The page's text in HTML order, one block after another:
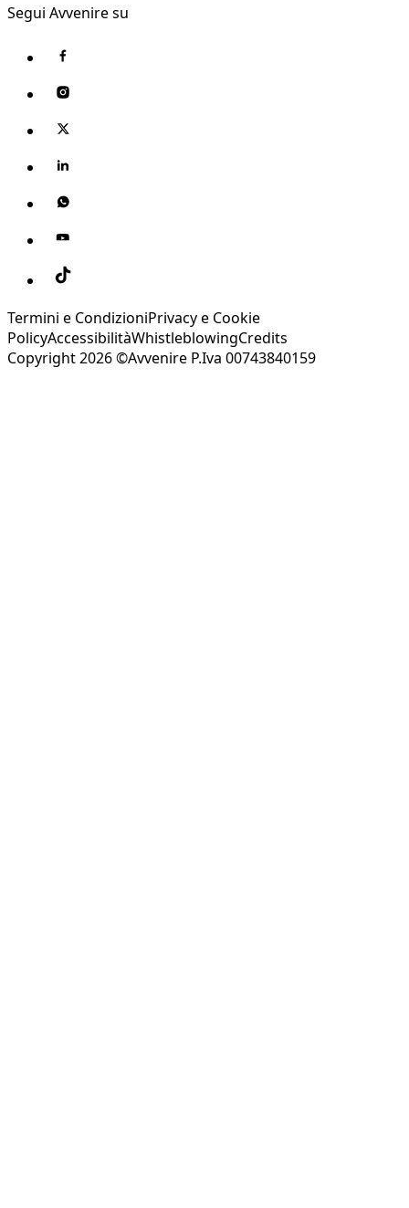
Segui Avvenire su
Termini e CondizioniPrivacy e Cookie
PolicyAccessibilitàWhistleblowingCredits
Copyright 2026 ©Avvenire P.Iva 00743840159